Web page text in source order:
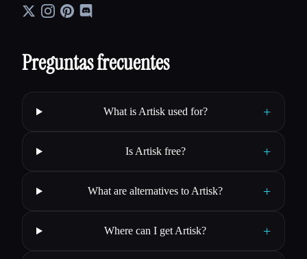
Preguntas frecuentes
What is Artisk used for? +
Is Artisk free? +
What are alternatives to Artisk? +
Where can I get Artisk? +